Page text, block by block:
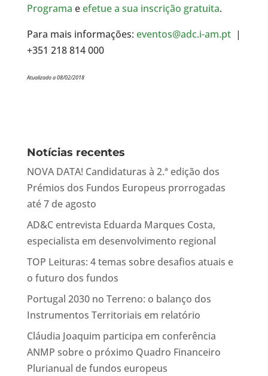
Programa eefetue a sua inscrição gratuita.
Para mais informações: eventos@adc.i-am.pt|
+351 218 814 000
Atualizado a 08/02/2018
Notícias recentes
NOVA DATA! Candidaturas à 2.ª edição dos
Prémios dos Fundos Europeus prorrogadas
até 7 de agosto
AD&C entrevista Eduarda Marques Costa,
especialista em desenvolvimento regional
TOP Leituras: 4 temas sobre desafios atuais e
o futuro dos fundos
Portugal 2030 no Terreno: o balanço dos
Instrumentos Territoriais em relatório
Cláudia Joaquim participa em conferência
ANMP sobre o próximo Quadro Financeiro
Plurianual de fundos europeus